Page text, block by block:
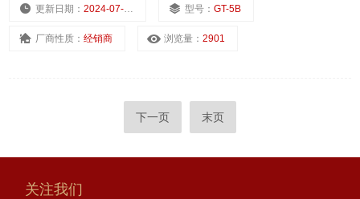
更新日期：2024-07-22 型号：GT-5B
厂商性质：经销商 浏览量：2901
下一页 末页
关注我们